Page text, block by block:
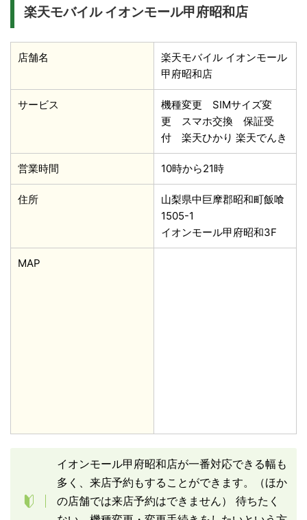
楽天モバイル イオンモール甲府昭和店
店舗名
楽天モバイル イオンモール
甲府昭和店
サービス
機種変更 SIMサイズ変
更 スマホ交換 保証受
付 楽天ひかり 楽天でんき
営業時間 10時から21時
住所
山梨県中巨摩郡昭和町飯喰
1505-1
イオンモール甲府昭和3F
MAP
イオンモール甲府昭和店が一番対応できる幅も
多く、来店予約もすることができます。（ほか
の店舗では来店予約はできません） 待ちたく